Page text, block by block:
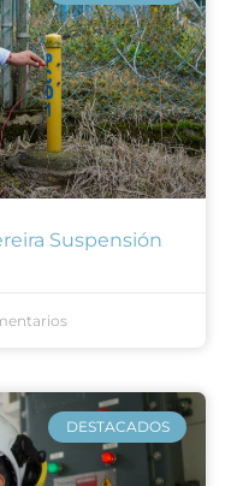
Suspensión
DESTACADOS